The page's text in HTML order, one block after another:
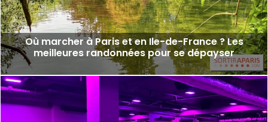
Où marcher à Paris et en Ile-de-France ? Les
meilleures randonnées pour se dépayser